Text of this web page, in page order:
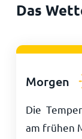
Das
Morgen
Die
am frühen